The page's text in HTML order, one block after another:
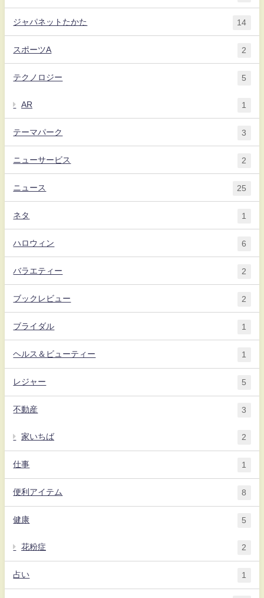
ジャパネットたかた 14
スポーツA 2
テクノロジー 5
AR 1
テーマパーク 3
ニューサービス 2
ニュース 25
ネタ 1
ハロウィン 6
バラエティー 2
ブックレビュー 2
ブライダル 1
ヘルス＆ビューティー 1
レジャー 5
不動産 3
家いちば 2
仕事 1
便利アイテム 8
健康 5
花粉症 2
占い 1